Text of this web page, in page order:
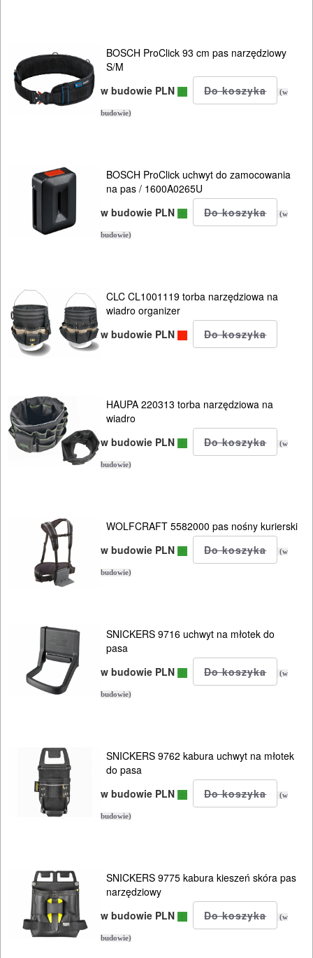
ELEKTRONARZĘDZIA
SIECIOWE
ELEKTRONARZĘDZIA
OSPRZĘT
AKCESORIA
MAGAZYNOWANIE
TRANSPORTOWANIE
Skrzynki
BOSCH ProClick 93 cm pas narzędziowy
S/M
w budowie PLN
(w
budowie)
BOSCH ProClick uchwyt do zamocowania
na pas / 1600A0265U
w budowie PLN
(w
budowie)
CLC CL1001119 torba narzędziowa na
wiadro organizer
w budowie PLN
HAUPA 220313 torba narzędziowa na
wiadro
w budowie PLN
(w
budowie)
WOLFCRAFT 5582000 pas nośny kurierski
w budowie PLN
(w
budowie)
SNICKERS 9716 uchwyt na młotek do
pasa
w budowie PLN
(w
budowie)
SNICKERS 9762 kabura uchwyt na młotek
do pasa
w budowie PLN
(w
budowie)
SNICKERS 9775 kabura kieszeń skóra pas
narzędziowy
w budowie PLN
(w
budowie)